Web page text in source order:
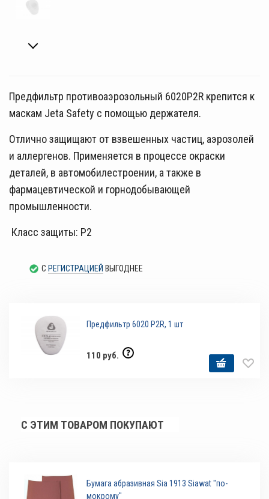
Предфильтр противоаэрозольный 6020P2R крепится к
маскам Jeta Safety с помощью держателя.
Отлично защищают от взвешенных частиц, аэрозолей
и аллергенов. Применяется в процессе окраски
деталей, в автомобилестроении, а также в
фармацевтической и горнодобывающей
промышленности.
Класс защиты: P2
С РЕГИСТРАЦИЕЙ ВЫГОДНЕЕ
Предфильтр 6020 P2R, 1 шт
110 руб.
С ЭТИМ ТОВАРОМ ПОКУПАЮТ
Бумага абразивная Sia 1913 Siawat "по-
мокрому"